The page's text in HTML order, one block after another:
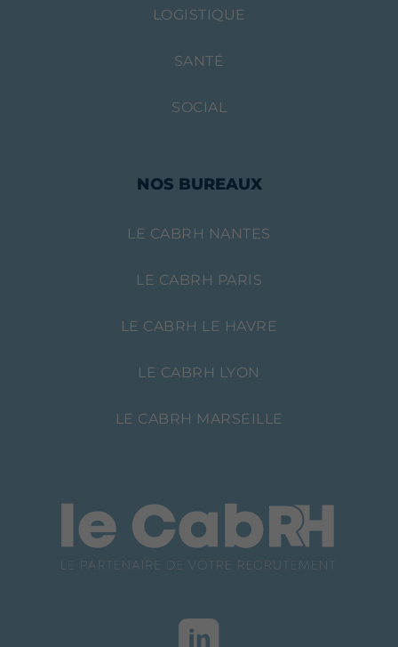
LOGISTIQUE
SANTÉ
SOCIAL
NOS BUREAUX
LE CABRH NANTES
LE CABRH PARIS
LE CABRH LE HAVRE
LE CABRH LYON
LE CABRH MARSEILLE